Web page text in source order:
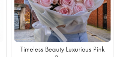
Timeless Beauty Luxurious Pink